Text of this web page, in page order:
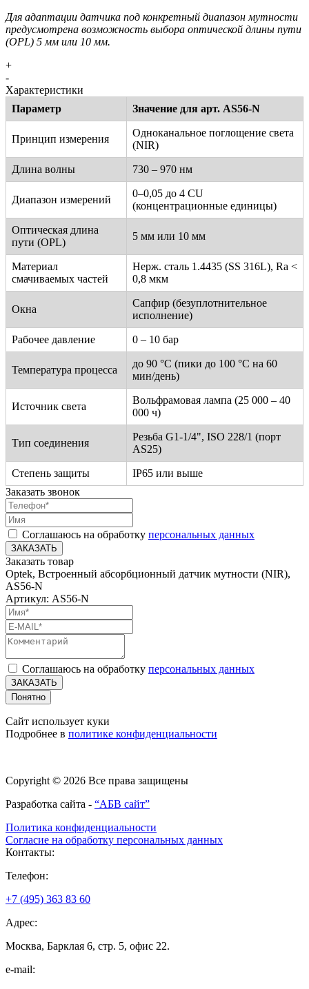
Для адаптации датчика под конкретный диапазон мутности
предусмотрена возможность выбора оптической длины пути
(OPL) 5 мм или 10 мм.
+
-
Характеристики
Параметр
Значение для арт. AS56-N
Принцип измерения
Одноканальное поглощение света
(NIR)
Длина волны 730 – 970 нм
Диапазон измерений
0–0,05 до 4 CU
(концентрационные единицы)
Оптическая длина
пути (OPL)
5 мм или 10 мм
Материал
смачиваемых частей
Нерж. сталь 1.4435 (SS 316L), Ra <
0,8 мкм
Окна
Сапфир (безуплотнительное
исполнение)
Рабочее давление 0 – 10 бар
Температура процесса
до 90 °C (пики до 100 °C на 60
мин/день)
Источник света
Вольфрамовая лампа (25 000 – 40
000 ч)
Тип соединения
Резьба G1-1/4", ISO 228/1 (порт
AS25)
Степень защиты
IP65 или выше
Заказать звонок
Соглашаюсь на обработку персональных данных
ЗАКАЗАТЬ
Заказать товар
Optek, Встроенный абсорбционный датчик мутности (NIR),
AS56-N
Артикул: AS56-N
Соглашаюсь на обработку персональных данных
ЗАКАЗАТЬ
Понятно
Сайт использует куки
Подробнее в политике конфиденциальности
Copyright © 2026 Все права защищены
Разработка сайта - “АБВ сайт”
Политика конфиденциальности
Согласие на обработку персональных данных
Контакты:
Телефон:
+7 (495) 363 83 60
Адрес:
Москва, Барклая 6, стр. 5, офис 22.
e-mail: